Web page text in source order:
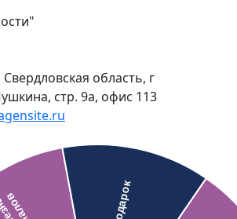
область, г
стр. 9а, офис 113